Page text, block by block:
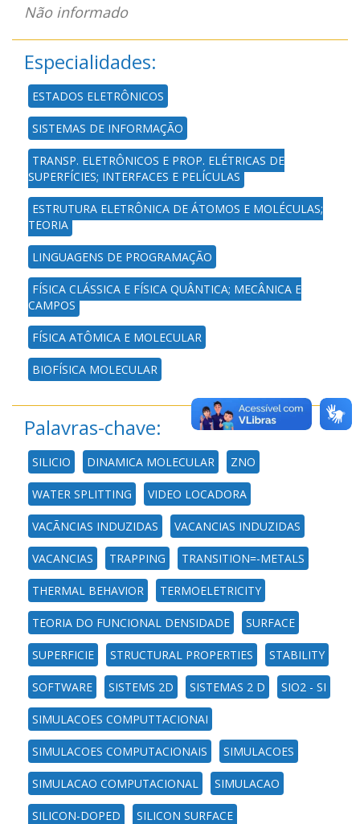
Não informado
Especialidades:
ESTADOS ELETRÔNICOS
SISTEMAS DE INFORMAÇÃO
TRANSP. ELETRÔNICOS E PROP. ELÉTRICAS DE
SUPERFÍCIES; INTERFACES E PELÍCULAS
ESTRUTURA ELETRÔNICA DE ÁTOMOS E MOLÉCULAS;
TEORIA
LINGUAGENS DE PROGRAMAÇÃO
FÍSICA CLÁSSICA E FÍSICA QUÂNTICA; MECÂNICA E
CAMPOS
FÍSICA ATÔMICA E MOLECULAR
BIOFÍSICA MOLECULAR
Palavras-chave:
SILICIO DINAMICA MOLECULAR ZNO
WATER SPLITTING VIDEO LOCADORA
VACÃNCIAS INDUZIDAS VACANCIAS INDUZIDAS
VACANCIAS TRAPPING TRANSITION=-METALS
THERMAL BEHAVIOR TERMOELETRICITY
TEORIA DO FUNCIONAL DENSIDADE SURFACE
SUPERFICIE STRUCTURAL PROPERTIES STABILITY
SOFTWARE SISTEMS 2D SISTEMAS 2 D SIO2 - SI
SIMULACOES COMPUTTACIONAI
SIMULACOES COMPUTACIONAIS SIMULACOES
SIMULACAO COMPUTACIONAL SIMULACAO
SILICON-DOPED SILICON SURFACE